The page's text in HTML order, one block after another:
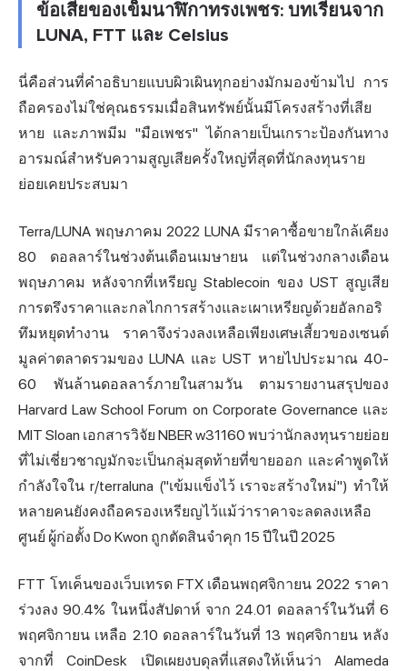
ข้อเสียของเข็มนาฬิกาทรงเพชร: บทเรียนจาก
LUNA, FTT และ Celsius
นี่คือส่วนที่คำอธิบายแบบผิวเผินทุกอย่างมักมองข้ามไป การ
ถือครองไม่ใช่คุณธรรมเมื่อสินทรัพย์นั้นมีโครงสร้างที่เสีย
หาย และภาพมีม "มือเพชร" ได้กลายเป็นเกราะป้องกันทาง
อารมณ์สำหรับความสูญเสียครั้งใหญ่ที่สุดที่นักลงทุนราย
ย่อยเคยประสบมา
Terra/LUNA พฤษภาคม 2022 LUNA มีราคาซื้อขายใกล้เคียง
80 ดอลลาร์ในช่วงต้นเดือนเมษายน แต่ในช่วงกลางเดือน
พฤษภาคม หลังจากที่เหรียญ Stablecoin ของ UST สูญเสีย
การตรึงราคาและกลไกการสร้างและเผาเหรียญด้วยอัลกอริ
ทึมหยุดทำงาน ราคาจึงร่วงลงเหลือเพียงเศษเสี้ยวของเซนต์
มูลค่าตลาดรวมของ LUNA และ UST หายไปประมาณ 40-
60 พันล้านดอลลาร์ภายในสามวัน ตามรายงานสรุปของ
Harvard Law School Forum on Corporate Governance และ
MIT Sloan เอกสารวิจัย NBER w31160 พบว่านักลงทุนรายย่อย
ที่ไม่เชี่ยวชาญมักจะเป็นกลุ่มสุดท้ายที่ขายออก และคำพูดให้
กำลังใจใน r/terraluna ("เข้มแข็งไว้ เราจะสร้างใหม่") ทำให้
หลายคนยังคงถือครองเหรียญไว้แม้ว่าราคาจะลดลงเหลือ
ศูนย์ ผู้ก่อตั้ง Do Kwon ถูกตัดสินจำคุก 15 ปีในปี 2025
FTT โทเค็นของเว็บเทรด FTX เดือนพฤศจิกายน 2022 ราคา
ร่วงลง 90.4% ในหนึ่งสัปดาห์ จาก 24.01 ดอลลาร์ในวันที่ 6
พฤศจิกายน เหลือ 2.10 ดอลลาร์ในวันที่ 13 พฤศจิกายน หลัง
จากที่ CoinDesk เปิดเผยงบดุลที่แสดงให้เห็นว่า Alameda